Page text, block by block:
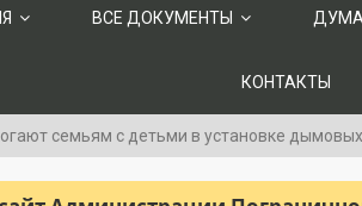
ВСЕ ДОКУМЕНТЫ
КОНТАКТЫ
семьям с детьми в установке